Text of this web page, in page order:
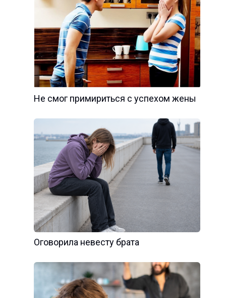
Не смог примириться с успехом жены
Оговорила невесту брата